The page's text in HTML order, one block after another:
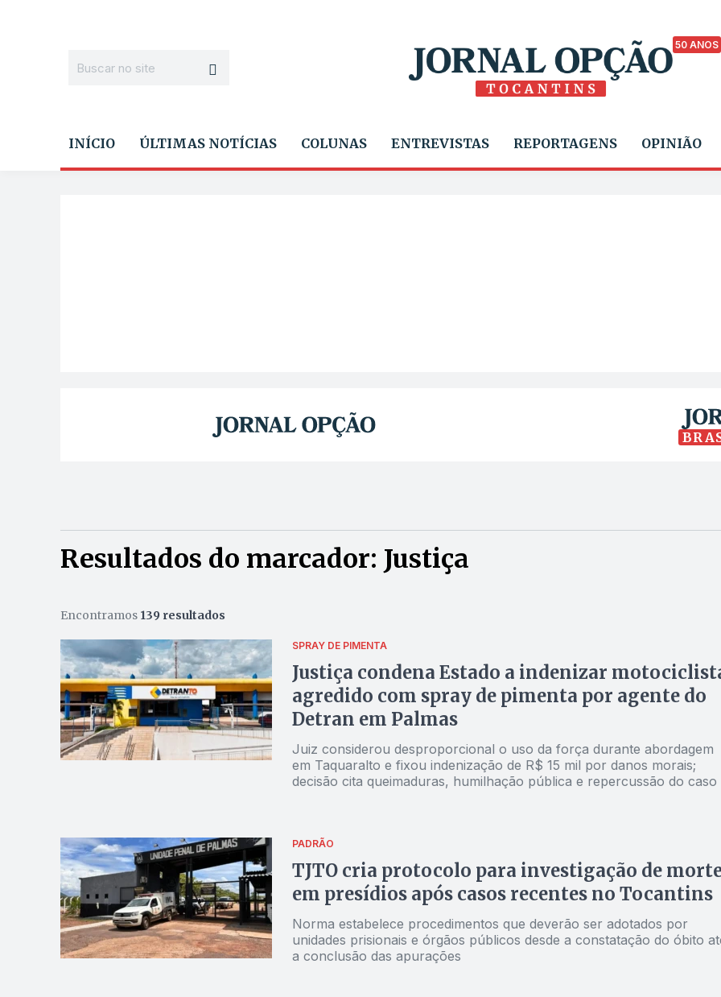
50 ANOS
INÍCIO ÚLTIMAS NOTÍCIAS COLUNAS ENTREVISTAS REPORTAGENS OPINIÃO
Resultados do marcador: Justiça
Encontramos 139 resultados
SPRAY DE PIMENTA
Justiça condena Estado a indenizar
agredido com spray de pimenta por agente do
Detran em Palmas
Juiz considerou desproporcional o uso da força durante abordagem
em Taquaralto e fixou indenização de R$ 15 mil por danos morais;
decisão cita queimaduras, humilhação pública e repercussão do caso
PADRÃO
TJTO cria protocolo para investigação de
em presídios após casos recentes no Tocantins
Norma estabelece procedimentos que deverão ser adotados por
unidades prisionais e órgãos públicos desde a constatação do óbito
a conclusão das apurações